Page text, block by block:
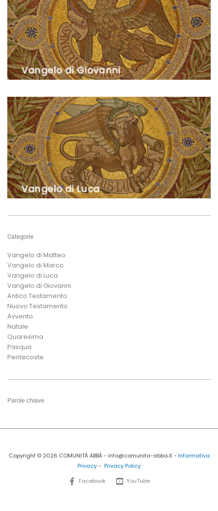
Categorie
Vangelo di Matteo
Vangelo di Marco
Vangelo di Luca
Vangelo di Giovanni
Antico Testamento
Nuovo Testamento
Avvento
Natale
Quaresima
Pasqua
Pentecoste
Parole chiave
Copyright © 2026 COMUNITÀ ABBÀ - info@comunita-abba.it - Informativa
Privacy - Privacy Policy
Facebook YouTube